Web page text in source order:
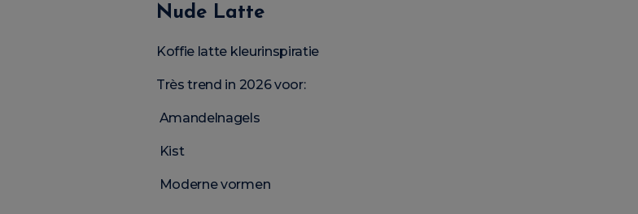
Nude Latte
Koffie latte kleurinspiratie
Très trend in 2026 voor:
Amandelnagels
Kist
Moderne vormen